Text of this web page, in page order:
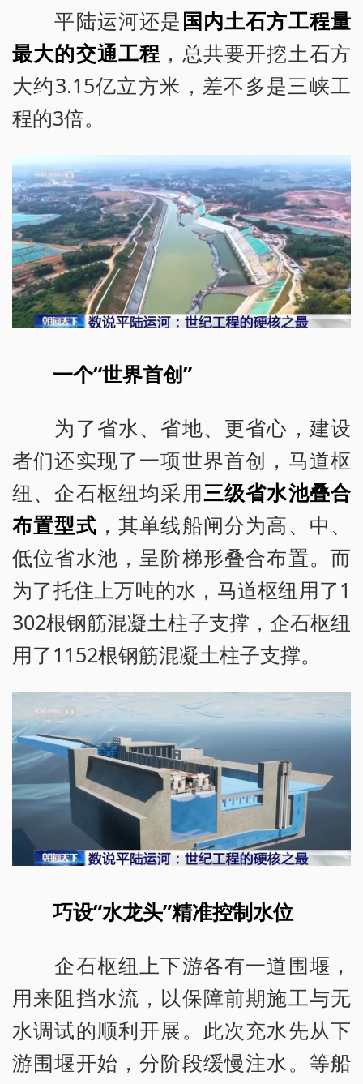
平陆运河还是国内土石方工程量
最大的交通工程 ，总共要开挖土石方
大约3.15亿立方米，差不多是三峡工
程的3倍。
一个“世界首创”
为了省水、省地、更省心，建设
者们还实现了一项世界首创，马道枢
纽、企石枢纽均采用三级省水池叠合
布置型式 ，其单线船闸分为高、中、
低位省水池，呈阶梯形叠合布置。而
为了托住上万吨的水，马道枢纽用了1
302根钢筋混凝土柱子支撑，企石枢纽
用了1152根钢筋混凝土柱子支撑。
巧设“水龙头”精准控制水位
企石枢纽上下游各有一道围堰，
用来阻挡水流，以保障前期施工与无
水调试的顺利开展。此次充水先从下
游围堰开始，分阶段缓慢注水。等船